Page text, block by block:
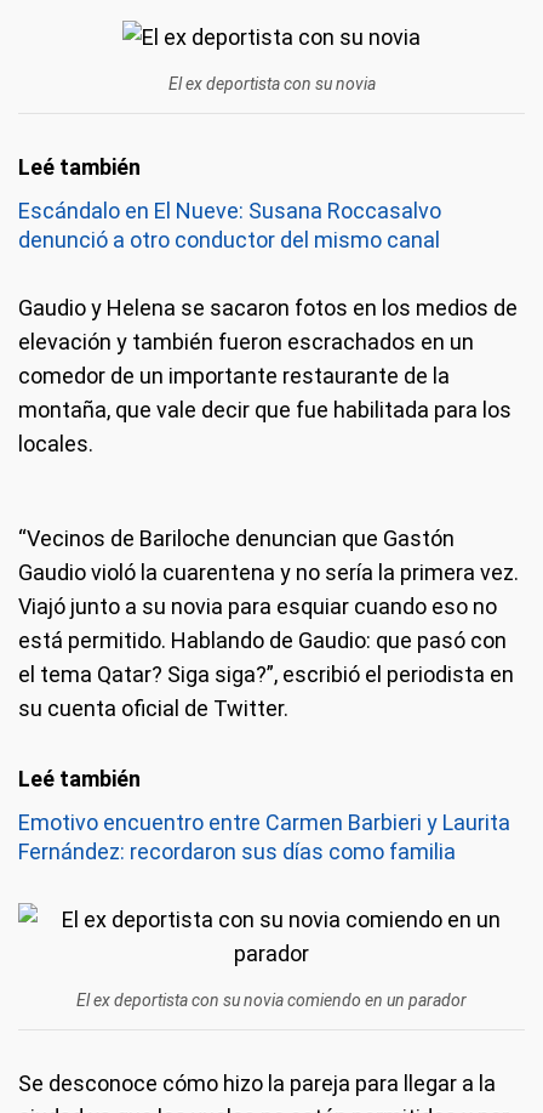
El ex deportista con su novia
Escándalo en El Nueve: Susana Roccasalvo
denunció a otro conductor del mismo canal
Gaudio y Helena se sacaron fotos en los medios de
elevación y también fueron escrachados en un
comedor de un importante restaurante de la
montaña, que vale decir que fue habilitada para los
locales.
“Vecinos de Bariloche denuncian que Gastón
Gaudio violó la cuarentena y no sería la primera vez.
Viajó junto a su novia para esquiar cuando eso no
está permitido. Hablando de Gaudio: que pasó con
el tema Qatar? Siga siga?”, escribió el periodista en
su cuenta oficial de Twitter.
Emotivo encuentro entre Carmen Barbieri y Laurita
Fernández: recordaron sus días como familia
El ex deportista con su novia comiendo en un parador
Se desconoce cómo hizo la pareja para llegar a la